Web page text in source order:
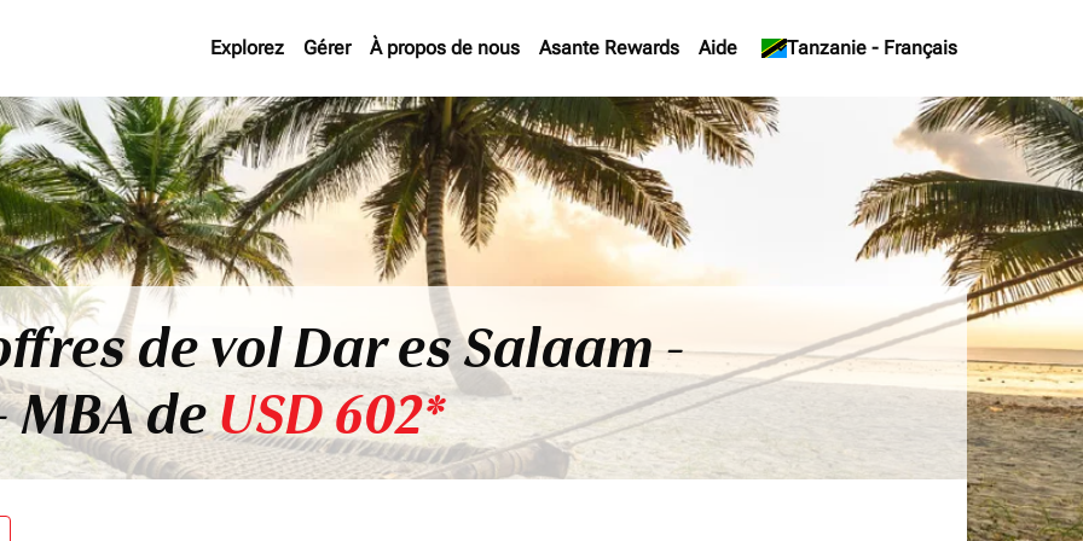
Explorez Gérer À propos de nous Asante Rewards Aide Tanzanie - Français
keyboard_arrow_down
de vol Dar es Salaam -
MBA deUSD 602*